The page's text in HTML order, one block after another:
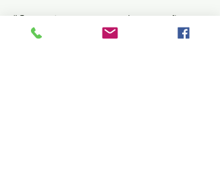
“Convertirme en portera hace un año me
ha hecho querer más este deporte, querer